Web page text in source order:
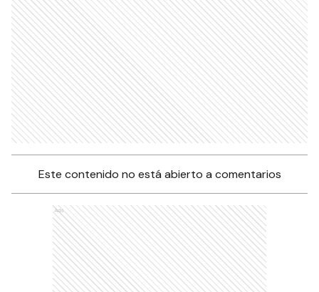
Este contenido no está abierto a comentarios
Ads